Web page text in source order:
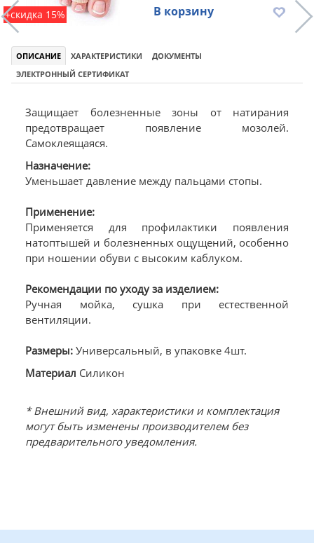
+скидка 15% В корзину
ОПИСАНИЕ ХАРАКТЕРИСТИКИ
ДОКУМЕНТЫ
ЭЛЕКТРОННЫЙ СЕРТИФИКАТ
Защищает болезненные зоны от натирания
предотвращает появление мозолей.
Самоклеящаяся.
Назначение:
Уменьшает давление между пальцами стопы.
Применение:
Применяется для профилактики появления
натоптышей и болезненных ощущений, особенно
при ношении обуви с высоким каблуком.
Рекомендации по уходу за изделием:
Ручная мойка, сушка при естественной
вентиляции.
Размеры: Универсальный, в упаковке 4шт.
Материал Силикон
* Внешний вид, характеристики и комплектация
могут быть изменены производителем без
предварительного уведомления.